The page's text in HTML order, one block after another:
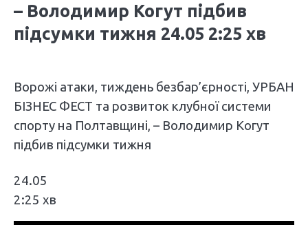
– Володимир Когут підбив
підсумки тижня 24.05 2:25 хв
Ворожі атаки, тиждень безбар’єрності, УРБАН
БІЗНЕС ФЕСТ та розвиток клубної системи
спорту на Полтавщині, – Володимир Когут
підбив підсумки тижня
24.05
2:25 хв